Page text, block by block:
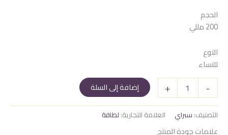
الحجم
200 مللي
النوع
للنساء
-
كمية
سبراي
اكلاير
+ إضافة إلى السلة
التصنيف: سبراي العلامة التجارية: لطافة
علامات جودة المنتج